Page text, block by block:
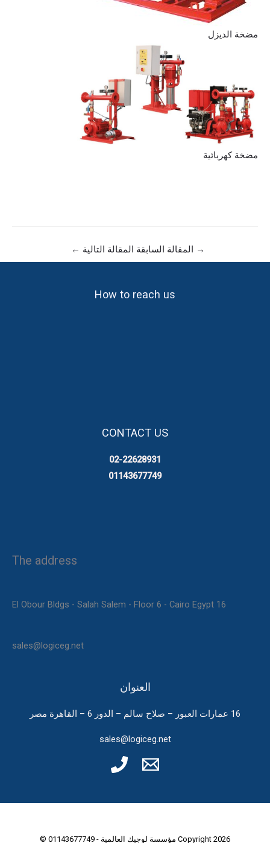
مضخة الديزل
مضخة كهربائية
→ المقالة السابقة المقالة التالية ←
How to reach us
CONTACT US
02-22628931
01143677749
The address
16 El Obour Bldgs - Salah Salem - Floor 6 - Cairo Egypt
sales@logiceg.net
العنوان
16 عمارات العبور – صلاح سالم – الدور 6 – القاهرة مصر
sales@logiceg.net
Copyright 2026 مؤسسة لوجيك العالمية - 01143677749 ©